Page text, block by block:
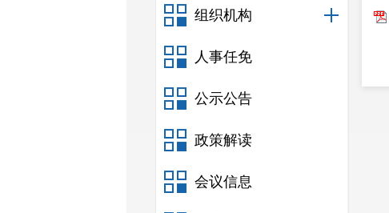
组织机构
人事任免
公示公告
政策解读
会议信息